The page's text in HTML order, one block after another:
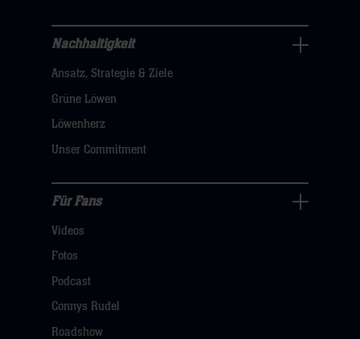
hier
Nachhaltigkeit
Navigation
öffnen,
dann
hier
Nachhaltigkeit
Ansatz, Strategie & Ziele
Grüne Löwen
Löwenherz
Unser Commitment
Fans
Navigation
öffnen,
dann
Für Fans
Videos
Fotos
Podcast
Connys Rudel
Roadshow